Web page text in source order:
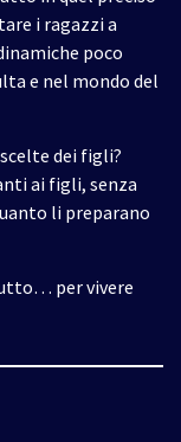
i ragazzi a
poco
e nel mondo del
dei figli?
ai figli, senza
li preparano
per vivere